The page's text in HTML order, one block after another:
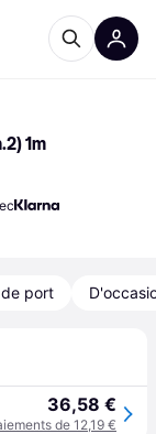
1m
port
36,58 €
de 12,19 €